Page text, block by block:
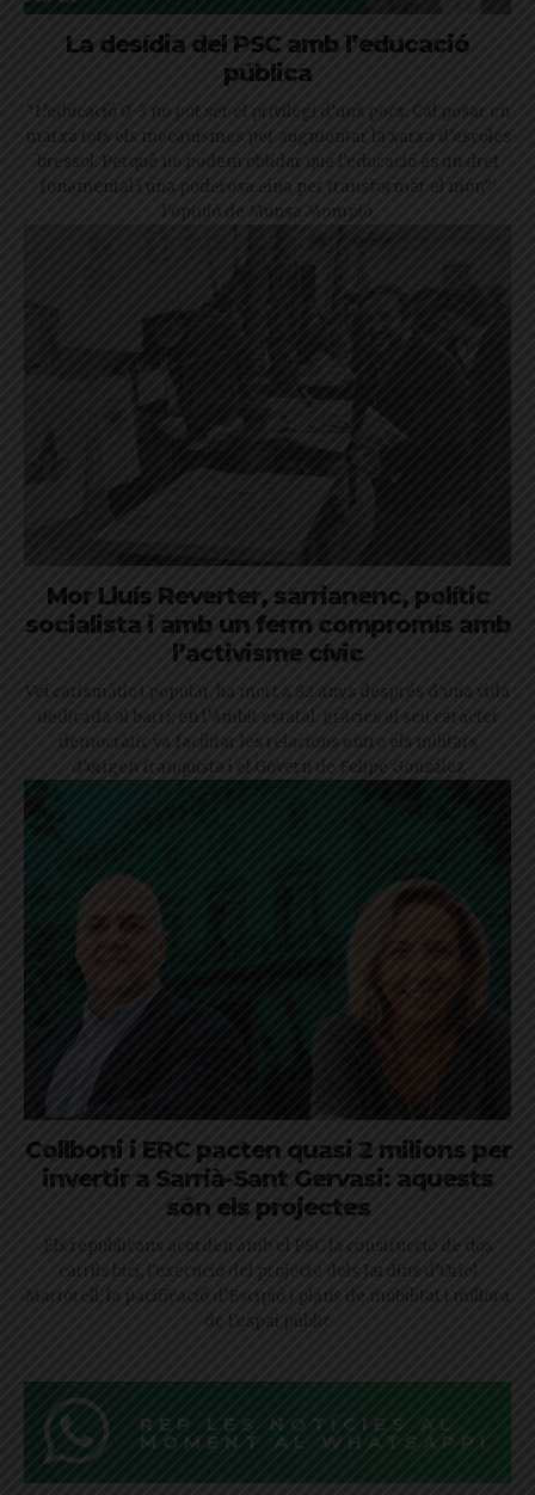
La desídia del PSC amb l’educació
pública
“L’educació 0-3 no pot ser el privilegi d’uns pocs. Cal posar en
marxa tots els mecanismes per augmentar la xarxa d’escoles
bressol. Perquè no podem oblidar que l’educació és un dret
fonamental i una poderosa eina per transformar el món”:
l'opinió de Munsa Mompió
Mor Lluís Reverter, sarrianenc, polític
socialista i amb un ferm compromís amb
l’activisme cívic
Veí carismàtic i popular, ha mort a 82 anys després d’una vida
dedicada al barri; en l’àmbit estatal, gràcies al seu caràcter
democràtic va facilitar les relacions entre els militars
d’origen franquista i el Govern de Felipe González
Collboni i ERC pacten quasi 2 milions per
invertir a Sarrià-Sant Gervasi: aquests
són els projectes
Els republicans acorden amb el PSC la construcció de dos
carrils bici, l’execució del projecte dels Jardins d’Oriol
Martorell, la pacificació d’Escipió i plans de mobilitat i millora
de l’espai públic
REP LES NOTÍCIES AL
MOMENT AL WHATSAPP!